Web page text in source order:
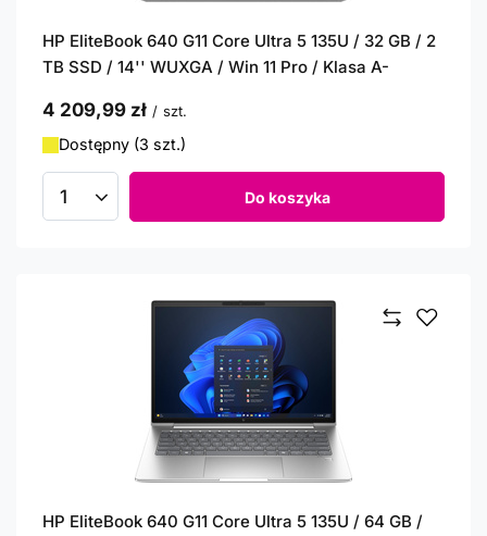
HP EliteBook 640 G11 Core Ultra 5 135U / 32 GB / 2
TB SSD / 14'' WUXGA / Win 11 Pro / Klasa A-
4 209,99 zł / szt.
Dostępny (3 szt.)
Ilość produktów Do koszyka
HP EliteBook 640 G11 Core Ultra 5 135U / 64 GB /